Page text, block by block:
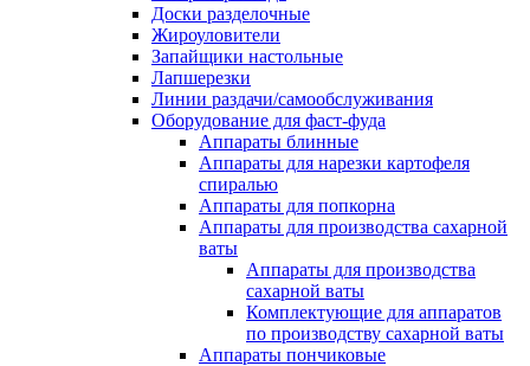
Доски разделочные
Жироуловители
Запайщики настольные
Лапшерезки
Линии раздачи/самообслуживания
Оборудование для фаст-фуда
Аппараты блинные
Аппараты для нарезки картофеля
спиралью
Аппараты для попкорна
Аппараты для производства сахарной
ваты
Аппараты для производства
сахарной ваты
Комплектующие для аппаратов
по производству сахарной ваты
Аппараты пончиковые